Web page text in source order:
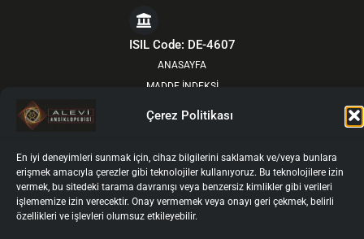
Çerez Politikası
En iyi deneyimleri sunmak için, cihaz bilgilerini saklamak ve/veya bunlara
erişmek amacıyla çerezler gibi teknolojiler kullanıyoruz. Bu teknolojilere izin
vermek, bu sitedeki tarama davranışı veya benzersiz kimlikler gibi verileri
işlememize izin verecektir. Onay vermemek veya onayı geri çekmek, belirli
özellikleri ve işlevleri olumsuz etkileyebilir.
a
c
e
w
i
t
t
r
n
t
a
g
r
m
t
e
ISIL Code: DE-4607
ANASAYFA
MADDE İNDEKSİ
YOL ÖNDERLERİNDEN
KURULLAR
YAZARLAR İÇİN
YAZAR GİRİŞİ